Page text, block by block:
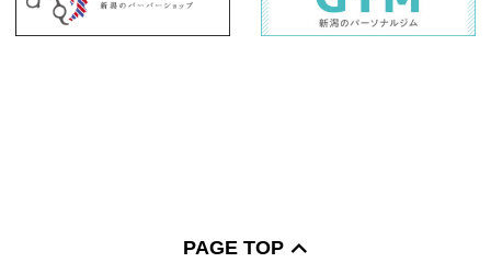
PAGE TOP